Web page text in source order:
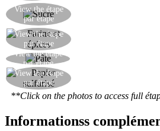
View the étape
par étape
View the étape
par étape
View the étape
par étape
View the étape
par étape
**Click on the photos to access full
Informationss